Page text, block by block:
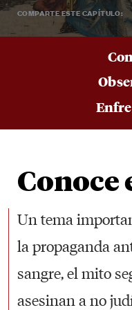
nuestros más
herramientas y
participar en esa
Recursos para
fortalecerse contra
COMPARTE ESTE CAPÍTULO:
Conoce
Un tema
la propaganda
sangre, el mito
asesinan a no